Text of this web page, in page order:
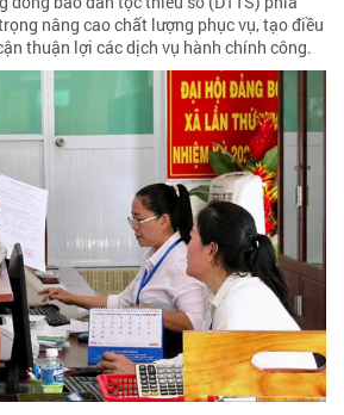
nâng cao chất lượng phục vụ, tạo điều
thuận lợi các dịch vụ hành chính công.